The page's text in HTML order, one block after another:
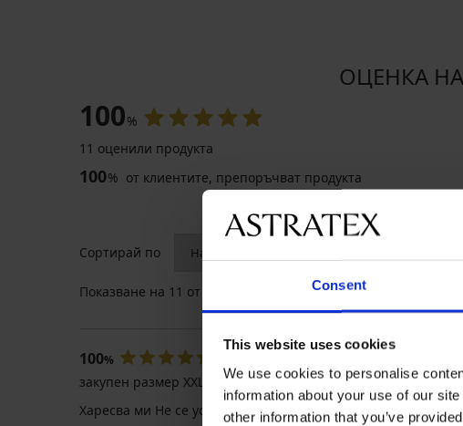
Consent
This website uses cookies
We use cookies to personalise
information about your use of our
other information that you’ve
ОЦЕНКА НА
100%
11 оценили продукта
100% от клиентите, препоръчват продукта
Сортирай по
Показване на 11 от 11 отзива
100%
закупен размер XXL
Харесва ми Не се усеща и създава през цялото работно